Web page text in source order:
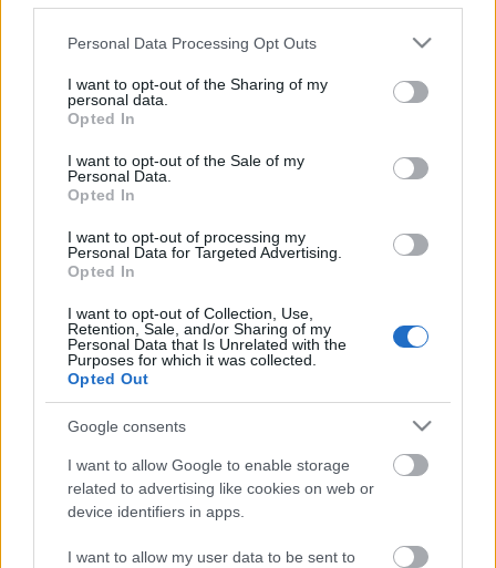
Please note that this website/app uses one or more Google
not limited to your visit or usage behaviour. You may click to
grant or deny consent to Google and its third-party tags to
use your data for below specified purposes in below Google
consent section.
Personal Data Processing Opt Outs
I want to opt-out of the Sharing of my
personal data.
Opted In
I want to opt-out of the Sale of my
Personal Data.
Opted In
I want to opt-out of processing my
Personal Data for Targeted Advertising.
Opted In
I want to opt-out of Collection, Use,
Retention, Sale, and/or Sharing of my
Personal Data that Is Unrelated with the
Purposes for which it was collected.
Opted Out
Google consents
I want to allow Google to enable storage
related to advertising like cookies on web or
device identifiers in apps.
I want to allow my user data to be sent to
Országos hírek
Országos hírek
TÚLFOGYASZTÁS NAPJA - JÚLIUS 30-RA
FELHASZNÁLTA AZ EMBERISÉG A FÖLD EGÉSZ
ÉVRE ELEGENDŐ ERŐFORRÁSAIT